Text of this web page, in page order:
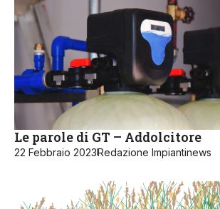
Le parole di GT – Addolcitore
22 Febbraio 2023Redazione Impiantinews